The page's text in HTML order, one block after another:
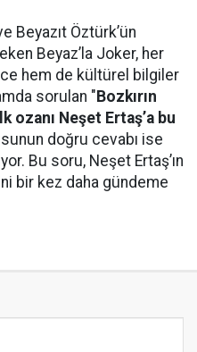
Beyazıt Öztürk’ün
Beyaz’la Joker, her
hem de kültürel bilgiler
sorulan "Bozkırın
ozanı Neşet Ertaş’a bu
doğru cevabı ise
Bu soru, Neşet Ertaş’ın
bir kez daha gündeme